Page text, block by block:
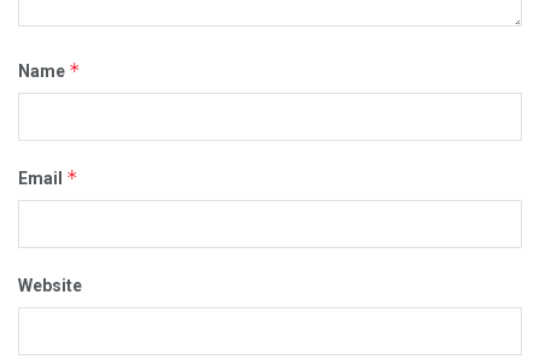
Name *
Email *
Website